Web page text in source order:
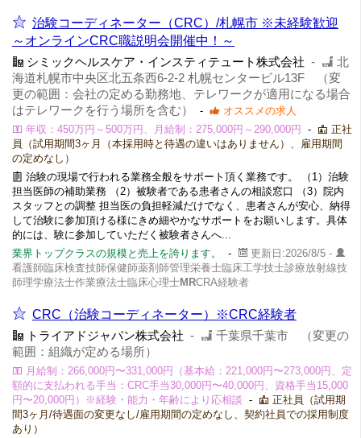
治験コーディネーター（CRC）/札幌市 ※未経験歓迎
～オンラインCRC職説明会開催中！～
シミックヘルスケア・インスティテュート株式会社 -
北
海道札幌市中央区北五条西6-2-2 札幌センタービル13F （変
更の範囲：会社の定める勤務地、テレワークが適用になる場合
はテレワークを行う場所を含む）
-
オススメの求人
年収：450万円～500万円、月給制：275,000円～290,000円
-
正社
員（試用期間3ヶ月（本採用時と待遇の違いはありません）、雇用期間
の定めなし）
治験の現場で行われる業務全般をサポート頂く業務です。 （1）治験
担当医師の補助業務 （2）被験者である患者さんの相談窓口 （3）院内
スタッフとの調整 担当医の負担軽減だけでなく、患者さんが安心、納得
して治験に参加頂ける様にきめ細やかなサポートをお願いします。具体
的には、験に参加していただく被験者さんへ...
業界トップクラスの規模と売上を誇ります。
-
更新日:2026/8/5 -
看護師臨床検査技師保健師薬剤師管理栄養士臨床工学技士診療放射線技
師理学療法士作業療法士臨床心理士MRCRA経験者
CRC（治験コーディネーター）※CRC経験者
トライアドジャパン株式会社 -
千葉県千葉市 （変更の
範囲：組織が定める場所）
月給制：266,000円〜331,000円（基本給：221,000円〜273,000円、定
額的に支払われる手当：CRC手当30,000円〜40,000円、資格手当15,000
円〜20,000円）※経験・能力・年齢により応相談 -
正社員（試用期
間3ヶ月/待遇面の変更なし/雇用期間の定めなし、契約社員での採用制度
あり）